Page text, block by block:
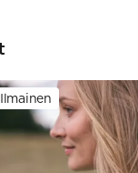
Ilmainen